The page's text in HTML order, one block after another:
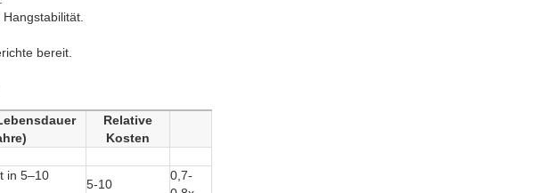
bereit.
Relative
Kosten
in 5–10
5-10
0,7-